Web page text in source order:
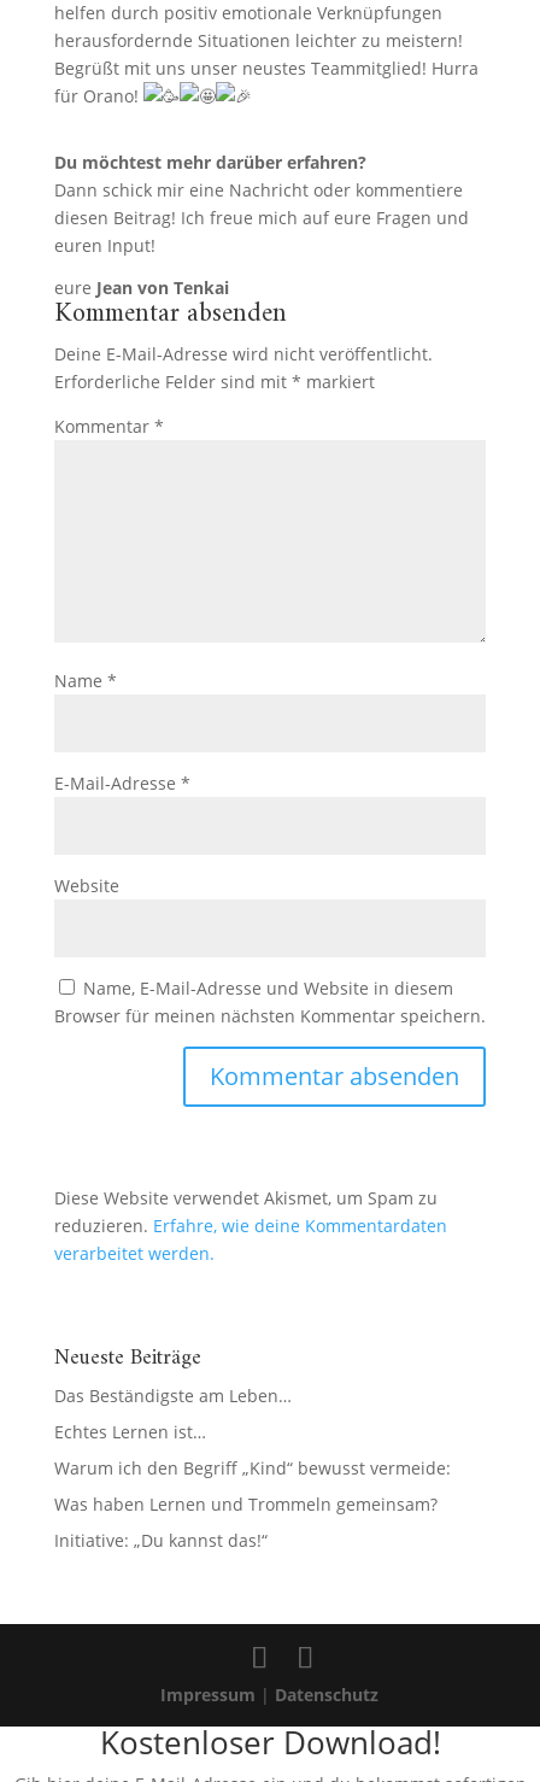
helfen durch positiv emotionale Verknüpfungen
herausfordernde Situationen leichter zu meistern!
Begrüßt mit uns unser neustes Teammitglied! Hurra
für Orano!
Du möchtest mehr darüber erfahren?
Dann schick mir eine Nachricht oder kommentiere
diesen Beitrag! Ich freue mich auf eure Fragen und
euren Input!
eure Jean von Tenkai
Kommentar absenden
Deine E-Mail-Adresse wird nicht veröffentlicht.
Erforderliche Felder sind mit * markiert
Kommentar *
Name *
E-Mail-Adresse *
Website
Name, E-Mail-Adresse und Website in diesem
Browser für meinen nächsten Kommentar speichern.
Diese Website verwendet Akismet, um Spam zu
reduzieren. Erfahre, wie deine Kommentardaten
verarbeitet werden.
Neueste Beiträge
Das Beständigste am Leben…
Echtes Lernen ist…
Warum ich den Begriff „Kind“ bewusst vermeide:
Was haben Lernen und Trommeln gemeinsam?
Initiative: „Du kannst das!“
Impressum | Datenschutz
Kostenloser Download!